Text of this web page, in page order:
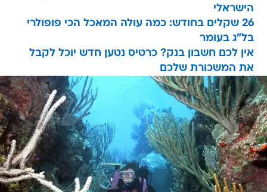
הישראלי
26 שקלים בחודש: כמה עולה המאכל הכי פופולרי
בל"ג בעומר
אין לכם חשבון בנק? כרטיס נטען חדש יוכל לקבל
את המשכורת שלכם